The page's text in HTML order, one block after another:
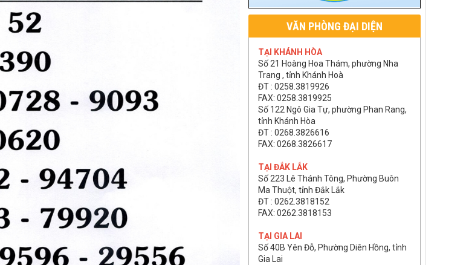
VĂN PHÒNG ĐẠI DIỆN
TẠI KHÁNH HÒA
Số 21 Hoàng Hoa Thám, phường Nha
Trang , tỉnh Khánh Hoà
ĐT : 0258.3819926
FAX: 0258.3819925
Số 122 Ngô Gia Tự, phường Phan Rang,
tỉnh Khánh Hòa
ĐT : 0268.3826616
FAX: 0268.3826617
TẠI ĐẮK LẮK
Số 223 Lê Thánh Tông, Phường Buôn
Ma Thuột, tỉnh Đắk Lắk
ĐT : 0262.3818152
FAX: 0262.3818153
TẠI GIA LAI
Số 40B Yên Đỗ, Phường Diên Hồng, tỉnh
Gia Lai